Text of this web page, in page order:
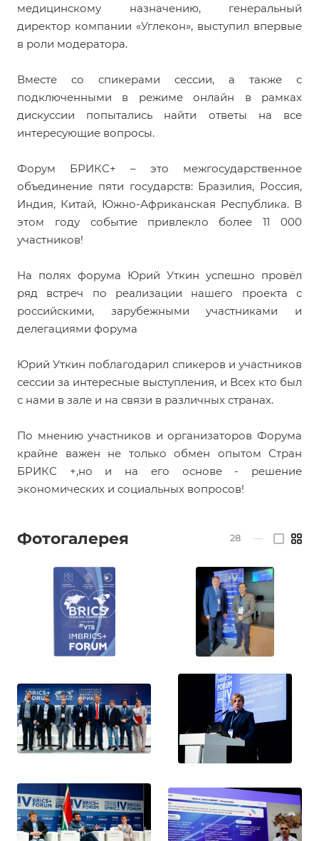
медицинскому назначению, генеральный
директор компании «Углекон», выступил впервые
в роли модератора.
Вместе со спикерами сессии, а также с
подключенными в режиме онлайн в рамках
дискуссии попытались найти ответы на все
интересующие вопросы.
Форум БРИКС+ – это межгосударственное
объединение пяти государств: Бразилия, Россия,
Индия, Китай, Южно-Африканская Республика. В
этом году событие привлекло более 11 000
участников!
На полях форума Юрий Уткин успешно провёл
ряд встреч по реализации нашего проекта с
российскими, зарубежными участниками и
делегациями форума
Юрий Уткин поблагодарил спикеров и участников
сессии за интересные выступления, и Всех кто был
с нами в зале и на связи в различных странах.
По мнению участников и организаторов Форума
крайне важен не только обмен опытом Стран
БРИКС +,но и на его основе - решение
экономических и социальных вопросов!
Фотогалерея 28 —